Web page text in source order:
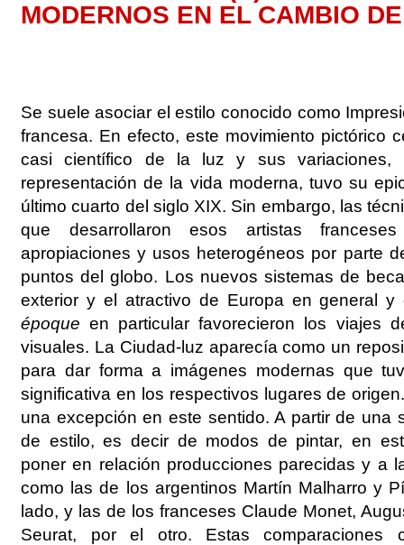
MODERNOS EN EL CAMBIO
Se suele asociar el estilo conocido como
francesa. En efecto, este movimiento pictórico
casi científico de la luz y sus variaciones,
representación de la vida moderna, tuvo su
último cuarto del siglo XIX. Sin embargo, las
que desarrollaron esos artistas
apropiaciones y usos heterogéneos por parte
puntos del globo. Los nuevos sistemas de
exterior y el atractivo de Europa en general
époque en particular favorecieron los viajes
visuales. La Ciudad-luz aparecía como un
para dar forma a imágenes modernas que
significativa en los respectivos lugares de
una excepción en este sentido. A partir de una
de estilo, es decir de modos de pintar, en
poner en relación producciones parecidas y a
como las de los argentinos Martín Malharro y
lado, y las de los franceses Claude Monet,
Seurat, por el otro. Estas comparaciones